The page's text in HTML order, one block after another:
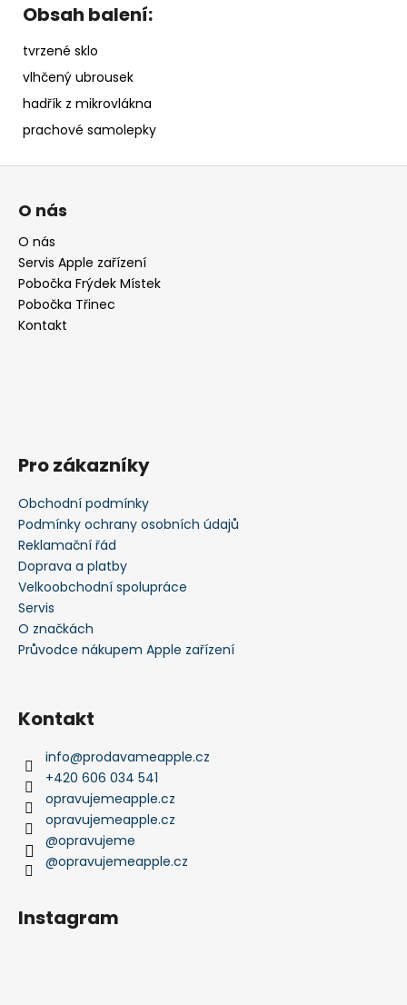
Obsah balení:
tvrzené sklo
vlhčený ubrousek
hadřík z mikrovlákna
prachové samolepky
Z
O nás
O nás
Servis Apple zařízení
Pobočka Frýdek Místek
Pobočka Třinec
Kontakt
Pro zákazníky
Obchodní podmínky
Podmínky ochrany osobních údajů
Reklamační řád
Doprava a platby
Velkoobchodní spolupráce
Servis
O značkách
Průvodce nákupem Apple zařízení
Kontakt
info@prodavameapple.cz
+420 606 034 541
opravujemeapple.cz
opravujemeapple.cz
@opravujeme
@opravujemeapple.cz
Instagram